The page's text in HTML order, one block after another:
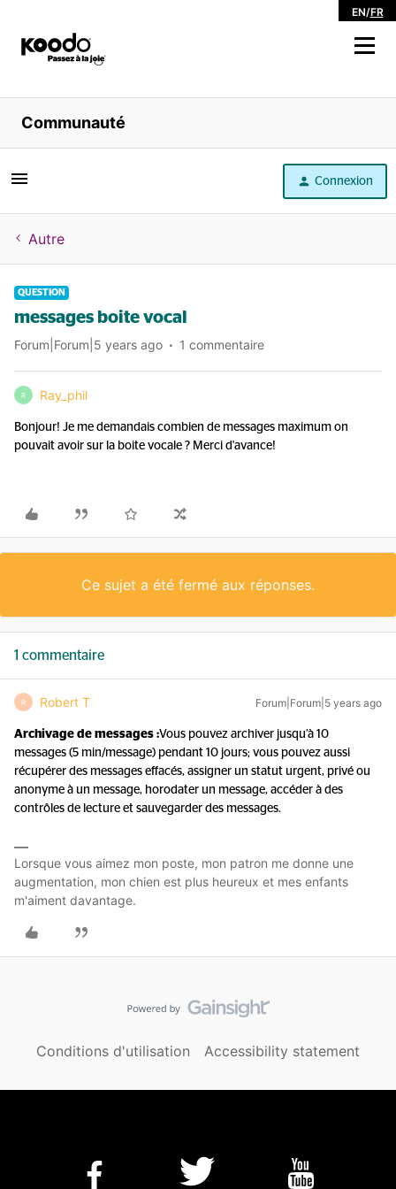
EN/FR
Magasiner
Libre service
Aide
Communauté
Connexion
Autre
QUESTION
messages boite vocal
Forum|Forum|5 years ago 1 commentaire
R Ray_phil
Bonjour! Je me demandais combien de messages maximum on
pouvait avoir sur la boite vocale ? Merci d'avance!
Ce sujet a été fermé aux réponses.
1 commentaire
R Robert T Forum|Forum|5 years ago
Archivage de messages :Vous pouvez archiver jusqu’à 10
messages (5 min/message) pendant 10 jours; vous pouvez aussi
récupérer des messages effacés, assigner un statut urgent, privé ou
anonyme à un message, horodater un message, accéder à des
contrôles de lecture et sauvegarder des messages.
Lorsque vous aimez mon poste, mon patron me donne une
augmentation, mon chien est plus heureux et mes enfants
m'aiment davantage.
Conditions d'utilisation Accessibility statement